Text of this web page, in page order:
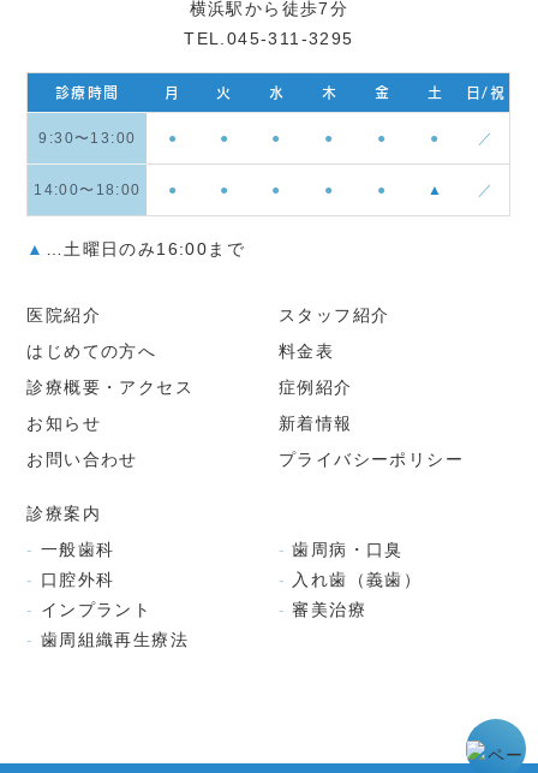
横浜駅から徒歩7分
TEL.045-311-3295
診療時間 月 火 水 木 金 土 日/祝
9:30〜13:00 ● ● ● ● ● ● ／
14:00〜18:00 ● ● ● ● ● ▲ ／
▲ …土曜日のみ16:00まで
医院紹介
スタッフ紹介
はじめての方へ
料金表
診療概要・アクセス
症例紹介
お知らせ
新着情報
お問い合わせ
プライバシーポリシー
診療案内
一般歯科
歯周病・口臭
口腔外科
入れ歯（義歯）
インプラント
審美治療
歯周組織再生療法